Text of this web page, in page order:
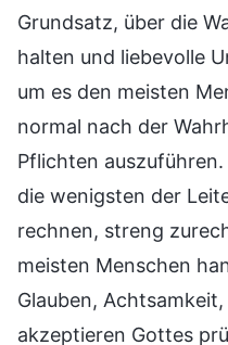
Grundsatz, über die
halten und liebevolle
um es den meisten
normal nach der
Pflichten
die wenigsten der
rechnen, streng
meisten Menschen
Glauben,
akzeptieren Gottes